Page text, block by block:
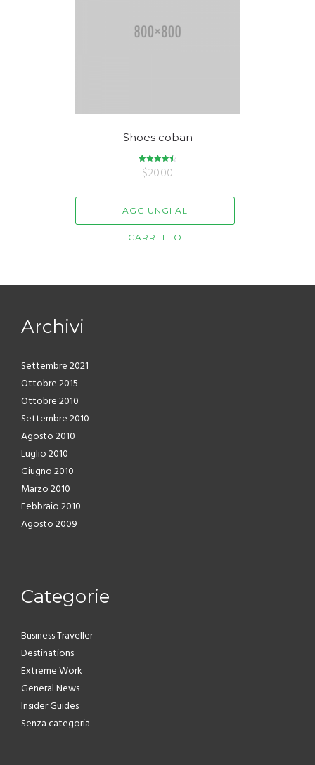
Shoes coban
Valutato
4.50
$20.00
AGGIUNGI AL
CARRELLO
Archivi
Settembre 2021
Ottobre 2015
Ottobre 2010
Settembre 2010
Agosto 2010
Luglio 2010
Giugno 2010
Marzo 2010
Febbraio 2010
Agosto 2009
Categorie
Business Traveller
Destinations
Extreme Work
General News
Insider Guides
Senza categoria